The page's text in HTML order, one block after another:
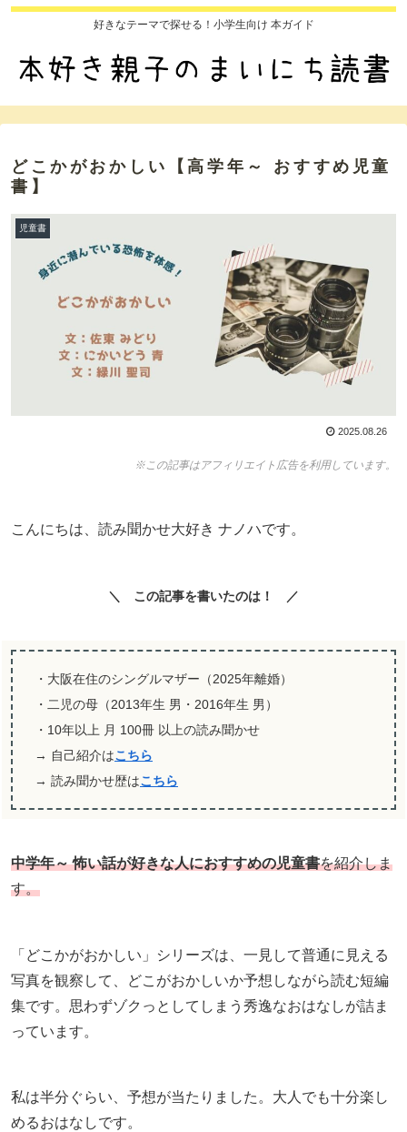
好きなテーマで探せる！小学生向け 本ガイド
どこかがおかしい【高学年～ おすすめ児童
書】
児童書
2025.08.26
※この記事はアフィリエイト広告を利用しています。
こんにちは、読み聞かせ大好き ナノハです。
＼ この記事を書いたのは！ ／
・大阪在住のシングルマザー（2025年離婚）
・二児の母（2013年生 男・2016年生 男）
・10年以上 月 100冊 以上の読み聞かせ
→ 自己紹介はこちら
→ 読み聞かせ歴はこちら
中学年～ 怖い話が好きな人におすすめの児童書を紹介しま
す。
「どこかがおかしい」シリーズは、一見して普通に見える
写真を観察して、どこがおかしいか予想しながら読む短編
集です。思わずゾクっとしてしまう秀逸なおはなしが詰ま
っています。
私は半分ぐらい、予想が当たりました。大人でも十分楽し
めるおはなしです。